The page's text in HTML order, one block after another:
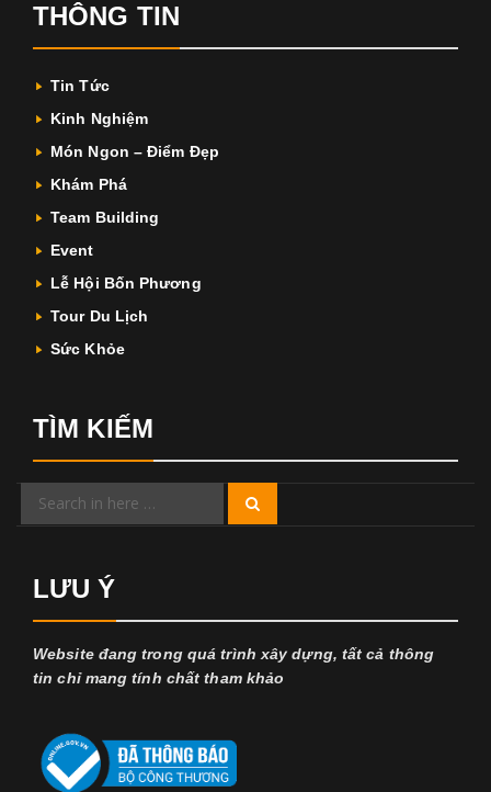
THÔNG TIN
Tin Tức
Kinh Nghiệm
Món Ngon – Điểm Đẹp
Khám Phá
Team Building
Event
Lễ Hội Bốn Phương
Tour Du Lịch
Sức Khỏe
TÌM KIẾM
Search
LƯU Ý
Website đang trong quá trình xây dựng, tất cả thông
tin chỉ mang tính chất tham khảo